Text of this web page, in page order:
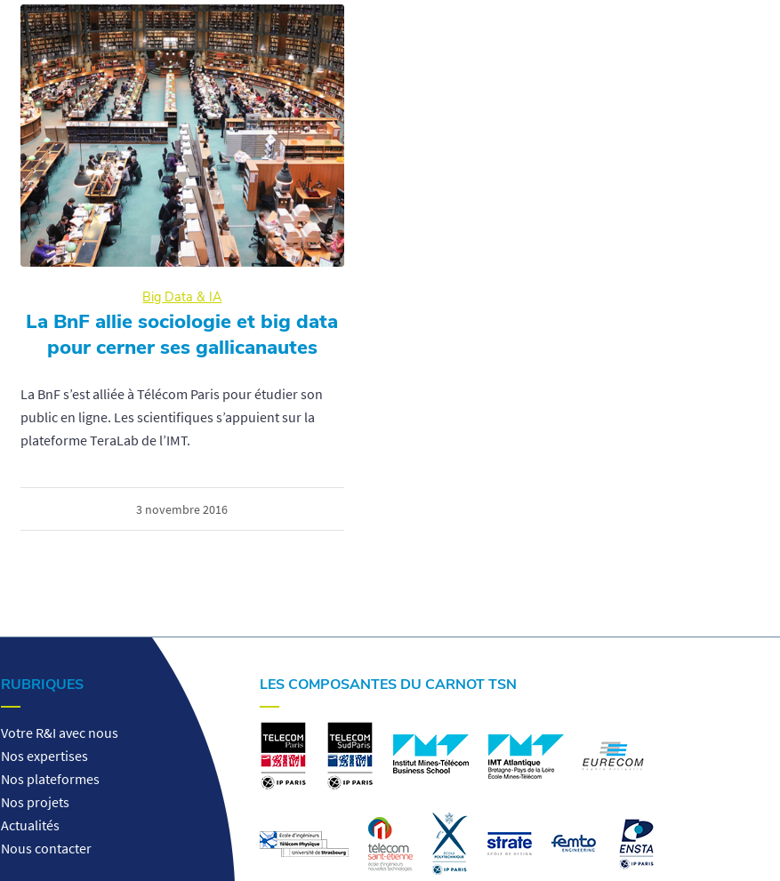
Big Data & IA
La BnF allie sociologie et big data
pour cerner ses gallicanautes
La BnF s’est alliée à Télécom Paris pour étudier son
public en ligne. Les scientifiques s’appuient sur la
plateforme TeraLab de l’IMT.
3 novembre 2016
RUBRIQUES
Votre R&I avec nous
Nos expertises
Nos plateformes
Nos projets
Actualités
Nous contacter
LES COMPOSANTES DU CARNOT TSN